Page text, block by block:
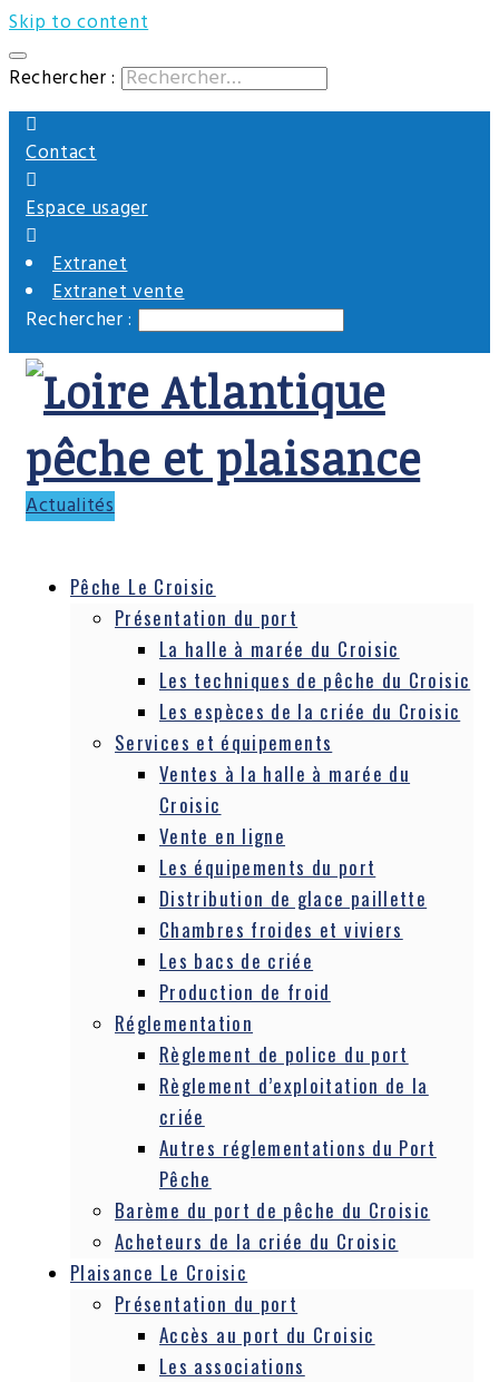
Skip to content
Rechercher :
Contact
Espace usager
Extranet
Extranet vente
Rechercher :
Actualités
Pêche Le Croisic
Présentation du port
La halle à marée du Croisic
Les techniques de pêche du Croisic
Les espèces de la criée du Croisic
Services et équipements
Ventes à la halle à marée du
Croisic
Vente en ligne
Les équipements du port
Distribution de glace paillette
Chambres froides et viviers
Les bacs de criée
Production de froid
Réglementation
Règlement de police du port
Règlement d’exploitation de la
criée
Autres réglementations du Port
Pêche
Barème du port de pêche du Croisic
Acheteurs de la criée du Croisic
Plaisance Le Croisic
Présentation du port
Accès au port du Croisic
Les associations